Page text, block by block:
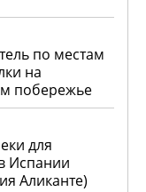
по местам
на
побережье
для
Испании
Аликанте)